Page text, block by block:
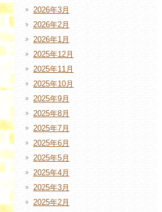
2026年3月
2026年2月
2026年1月
2025年12月
2025年11月
2025年10月
2025年9月
2025年8月
2025年7月
2025年6月
2025年5月
2025年4月
2025年3月
2025年2月